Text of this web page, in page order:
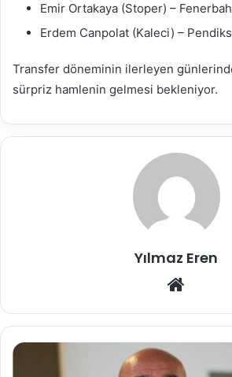
Emir Ortakaya (Stoper) –
Erdem Canpolat (Kaleci) –
Transfer döneminin ilerleyen
sürpriz hamlenin gelmesi bekleniyor.
Yılmaz Eren